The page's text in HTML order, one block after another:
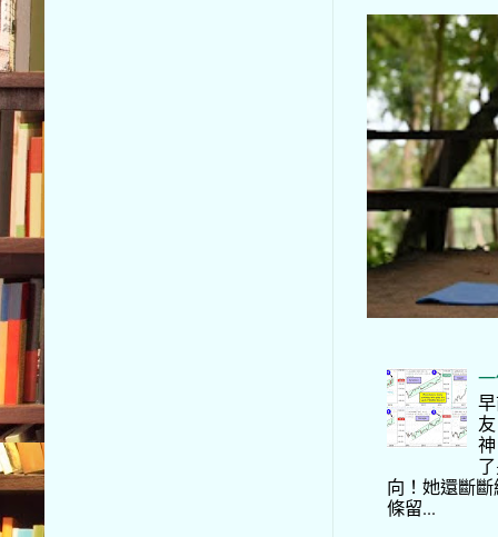
向！她還斷
條留...